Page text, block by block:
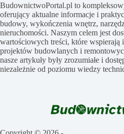
BudownictwoPortal.pl to
oferujący aktualne informacje i
budowy, wykończenia wnętrz,
nieruchomości. Naszym celem jest
wartościowych treści, które wspierają
projektów budowlanych i
nasze artykuły były zrozumiałe i
niezależnie od poziomu wiedzy